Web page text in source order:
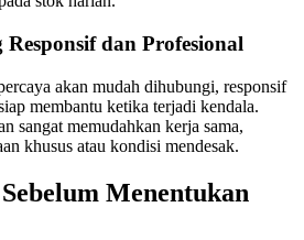
dan Profesional
akan mudah dihubungi, responsif
membantu ketika terjadi kendala.
sangat memudahkan kerja sama,
khusus atau kondisi mendesak.
Menentukan